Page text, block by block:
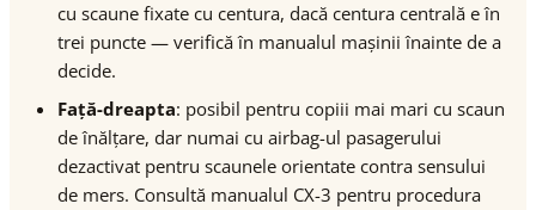
cu scaune fixate cu centura, dacă centura centrală e în
trei puncte — verifică în manualul mașinii înainte de a
decide.
Față-dreapta: posibil pentru copiii mai mari cu scaun
de înălțare, dar numai cu airbag-ul pasagerului
dezactivat pentru scaunele orientate contra sensului
de mers. Consultă manualul CX-3 pentru procedura